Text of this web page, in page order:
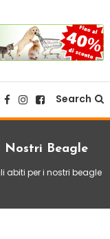
Search
Nostri Beagle
abiti per i nostri beagle